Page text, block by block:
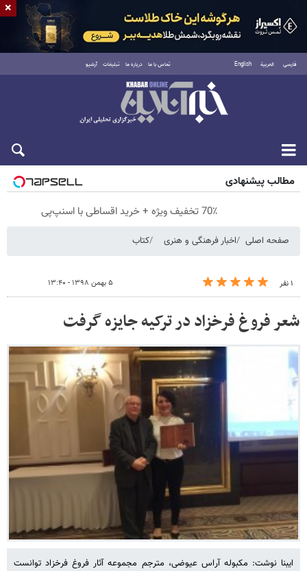
فارسی العربية English تماس با ما درباره ما تبلیغات آرشیو
پنجشنبه ۱۵ مرداد ۱۴۰۵
مطالب پیشنهادی
70٪ تخفیف ویژه + خرید اقساطی با اسنپ‌پی
صفحه اصلی اخبار فرهنگی و هنری کتاب
۱ نفر ۵ بهمن ۱۳۹۸ - ۱۳:۴۰
شعر فروغ فرخزاد در ترکیه جایزه گرفت
ایبنا نوشت: مکبوله آراس عیوضی، مترجم مجموعه آثار فروغ فرخزاد توانست
×